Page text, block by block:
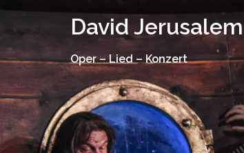
Springe
Inhalt
David Jerusalem
Oper – Lied – Konzert